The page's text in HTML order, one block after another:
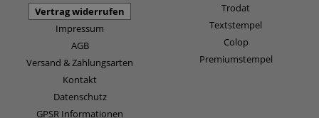
Vertrag widerrufen
Impressum
AGB
Versand & Zahlungsarten
Kontakt
Datenschutz
GPSR Informationen
Trodat
Textstempel
Colop
Premiumstempel